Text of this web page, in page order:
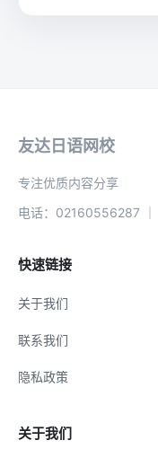
友达日语网校
专注优质内容分享
电话：02160556287
快速链接
关于我们
联系我们
隐私政策
关于我们